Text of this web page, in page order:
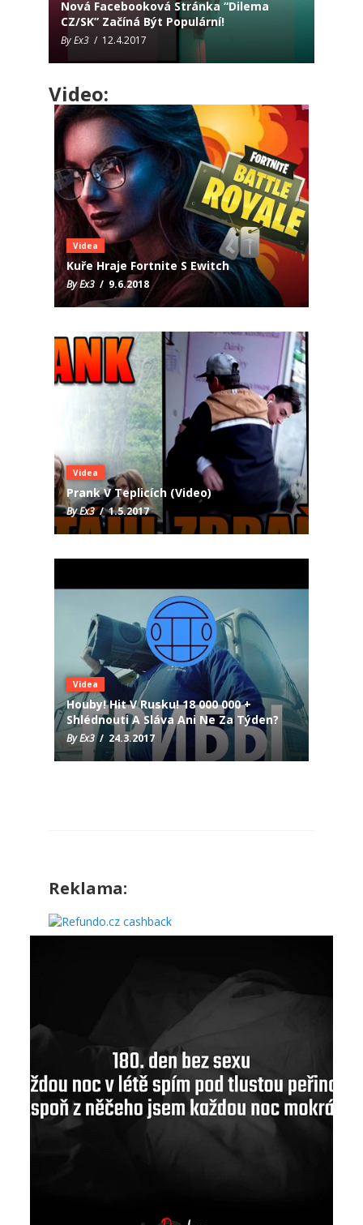
​Nová Facebooková Stránka “Dilema
CZ/SK” Začíná Být Populární!
By Ex3/ 12.4.2017
Video:
Videa
Kuře Hraje Fortnite S Ewitch
By Ex3 / 9.6.2018
Videa
Prank V Teplicích (Video)
By Ex3/ 1.5.2017
Videa
Houby! Hit V Rusku! 18 000 000 +
Shlédnouti A Sláva Ani Ne Za Týden?
By Ex3/ 24.3.2017
Reklama: